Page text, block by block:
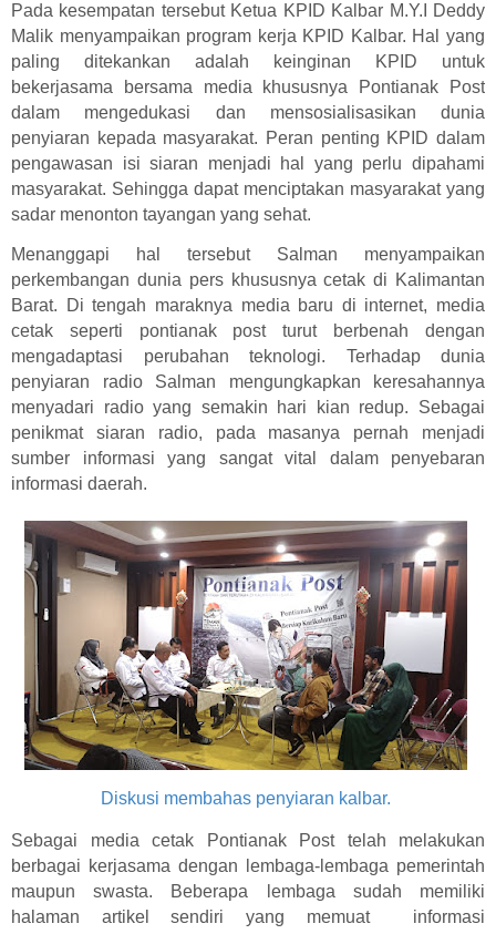
Pada kesempatan tersebut Ketua KPID Kalbar M.Y.I Deddy
Malik menyampaikan program kerja KPID Kalbar. Hal yang
paling ditekankan adalah keinginan KPID untuk
bekerjasama bersama media khususnya Pontianak Post
dalam mengedukasi dan mensosialisasikan dunia
penyiaran kepada masyarakat. Peran penting KPID dalam
pengawasan isi siaran menjadi hal yang perlu dipahami
masyarakat. Sehingga dapat menciptakan masyarakat yang
sadar menonton tayangan yang sehat.
Menanggapi hal tersebut Salman menyampaikan
perkembangan dunia pers khususnya cetak di Kalimantan
Barat. Di tengah maraknya media baru di internet, media
cetak seperti pontianak post turut berbenah dengan
mengadaptasi perubahan teknologi. Terhadap dunia
penyiaran radio Salman mengungkapkan keresahannya
menyadari radio yang semakin hari kian redup. Sebagai
penikmat siaran radio, pada masanya pernah menjadi
sumber informasi yang sangat vital dalam penyebaran
informasi daerah.
Diskusi membahas penyiaran kalbar.
Sebagai media cetak Pontianak Post telah melakukan
berbagai kerjasama dengan lembaga-lembaga pemerintah
maupun swasta. Beberapa lembaga sudah memiliki
halaman artikel sendiri yang memuat informasi